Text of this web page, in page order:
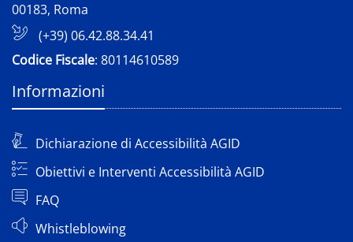
00183, Roma
(+39) 06.42.88.34.41
Codice Fiscale: 80114610589
Informazioni
Dichiarazione di Accessibilità AGID
Obiettivi e Interventi Accessibilità AGID
FAQ
Whistleblowing